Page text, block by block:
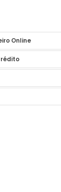
Online